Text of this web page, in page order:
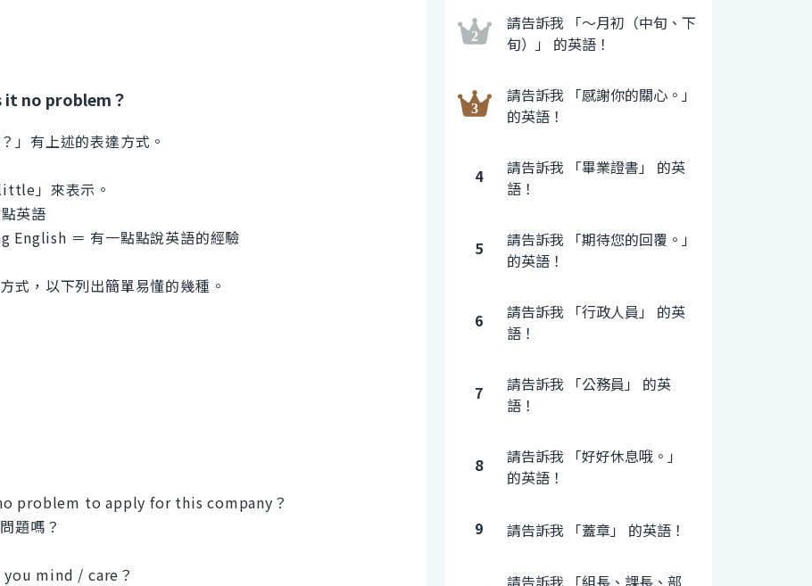
it no problem？
」有上述的表達方式。
」來表示。
英語
＝ 有一點點說英語的經驗
式，以下列出簡單易懂的幾種。
problem to apply for this company？
題嗎？
mind / care？
請告訴我 「〜月初（中旬、下
旬）」 的英語！
請告訴我 「感謝你的關心。」
的英語！
4
請告訴我 「畢業證書」 的英
語！
5
請告訴我 「期待您的回覆。」
的英語！
6
請告訴我 「行政人員」 的英
語！
7
請告訴我 「公務員」 的英
語！
8
請告訴我 「好好休息哦。」
的英語！
9 請告訴我 「蓋章」 的英語！
請告訴我 「組長、課長、部